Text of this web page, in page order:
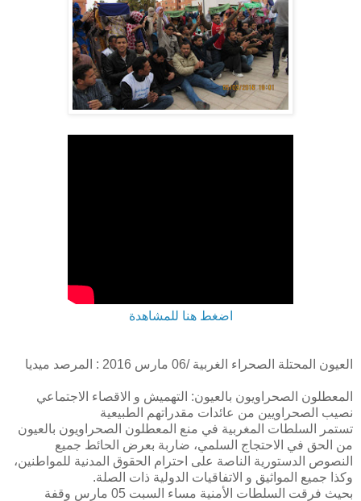
اضغط هنا للمشاهدة
العيون المحتلة الصحراء الغربية /06 مارس 2016 : المرصد ميديا
المعطلون الصحراويون بالعيون: التهميش و الاقصاء الاجتماعي
نصيب الصحراويين من عائدات مقدراتهم الطبيعية
تستمر السلطات المغربية في منع المعطلون الصحراويون بالعيون
من الحق في الاحتجاج السلمي، ضاربة بعرض الحائط جميع
النصوص الدستورية الناصة على احترام الحقوق المدنية للمواطنين،
وكذا جميع المواثيق و الاتفاقيات الدولية ذات الصلة.
بحيث فرقت السلطات الأمنية مساء السبت 05 مارس وقفة